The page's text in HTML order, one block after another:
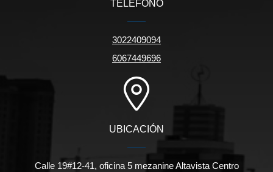
TELÉFONO
3022409094
6067449696
UBICACIÓN
Calle 19#12-41, oficina 5 mezanine Altavista Centro